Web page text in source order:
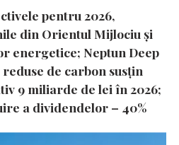
pentru 2026,
din Orientul Mijlociu și
energetice; Neptun Deep
de carbon susțin
9 miliarde de lei în 2026;
a dividendelor – 40%